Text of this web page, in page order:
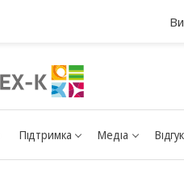
Підтримка Медіа